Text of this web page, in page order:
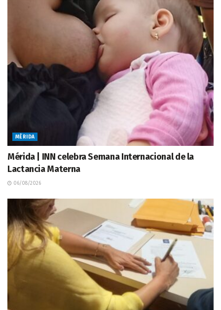
MÉRIDA
Mérida | INN celebra Semana Internacional de la
Lactancia Materna
06/08/2026